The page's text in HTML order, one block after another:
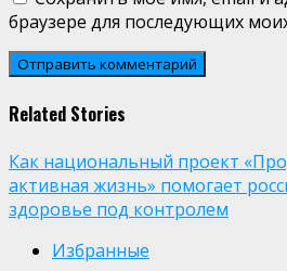
браузере для последующих
Related Stories
Как национальный проект
активная жизнь» помогает
здоровье под контролем
Избранные